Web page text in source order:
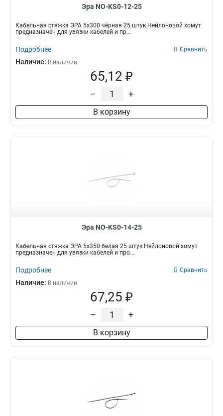
Эра NO-KS0-12-25
Кабельная стяжка ЭРА 5x300 чёрная 25 штук Нейлоновой хомут
предназначен для увязки кабелей и пр...
Подробнее Сравнить
Наличие: В наличии
65,12 ₽
– +
В корзину
Эра NO-KS0-14-25
Кабельная стяжка ЭРА 5х350 белая 25 штук Нейлоновой хомут
предназначен для увязки кабелей и про...
Подробнее Сравнить
Наличие: В наличии
67,25 ₽
– +
В корзину